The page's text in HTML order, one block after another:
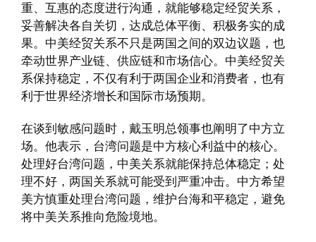
重、互惠的态度进行沟通，就能够稳定经贸关系，
妥善解决各自关切，达成总体平衡、积极务实的成
果。中美经贸关系不只是两国之间的双边议题，也
牵动世界产业链、供应链和市场信心。中美经贸关
系保持稳定，不仅有利于两国企业和消费者，也有
利于世界经济增长和国际市场预期。
在谈到敏感问题时，戴玉明总领事也阐明了中方立
场。他表示，台湾问题是中方核心利益中的核心。
处理好台湾问题，中美关系就能保持总体稳定；处
理不好，两国关系就可能受到严重冲击。中方希望
美方慎重处理台湾问题，维护台海和平稳定，避免
将中美关系推向危险境地。